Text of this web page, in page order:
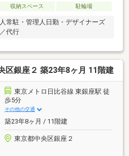
収納スペース 駐輪場
常駐・管理人日勤・デザイナーズ
代行
区銀座２ 築23年8ヶ月 11階建
東京メトロ日比谷線 東銀座駅 徒
歩5分
その他の交通
築23年8ヶ月 / 11階建
東京都中央区銀座２